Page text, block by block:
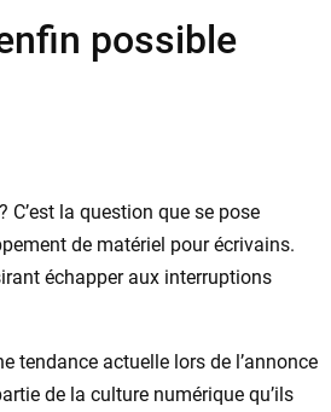
possible
la question que se pose
de matériel pour écrivains.
échapper aux interruptions
tendance actuelle lors de l’annonce
de la culture numérique qu’ils